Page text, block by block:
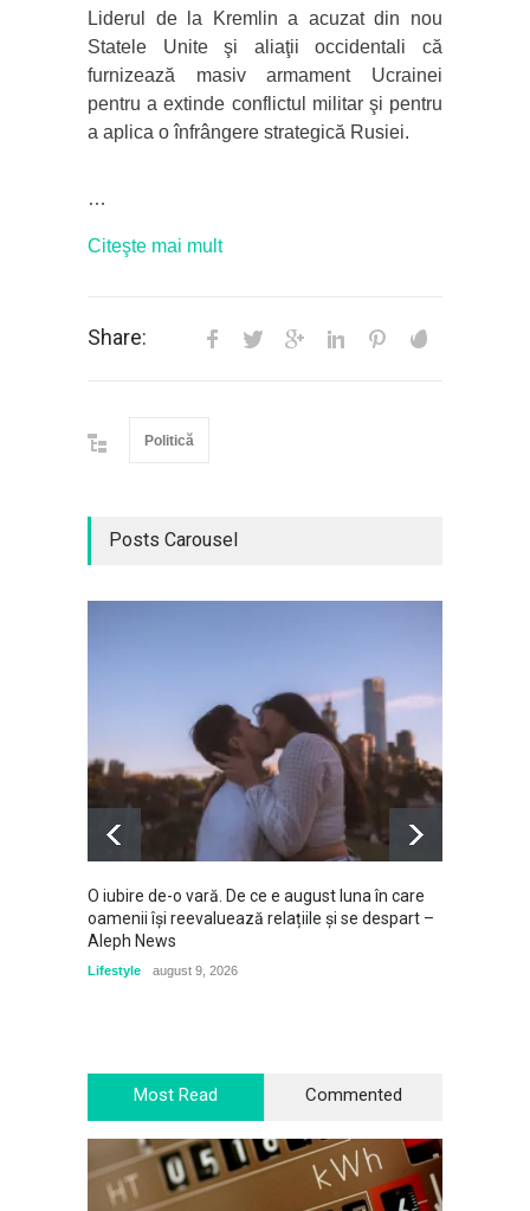
Liderul de la Kremlin a acuzat din nou
Statele Unite şi aliaţii occidentali că
furnizează masiv armament Ucrainei
pentru a extinde conflictul militar şi pentru
a aplica o înfrângere strategică Rusiei.
…
Citeşte mai mult
Share:
Politică
Posts Carousel
O iubire de-o vară. De ce e august luna în care
oamenii își reevaluează relațiile și se despart –
Aleph News
Lifestyle august 9, 2026
Most Read Commented